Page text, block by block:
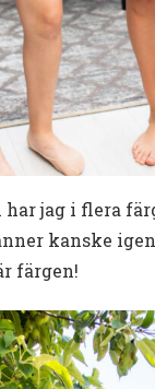
har jag i flera
kanske
färgen!